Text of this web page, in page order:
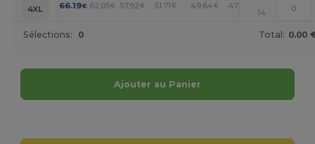
4XL
66.19€ 62.05€ 57.92€ 51.71€ 49.64€ 47.58
14
Sélections: 0 Total: 0.00
Ajouter au Panier